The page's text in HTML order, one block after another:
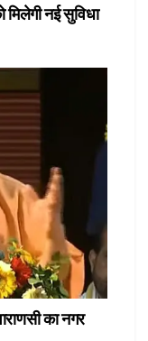
मिलेगी नई सुविधा
का नगर